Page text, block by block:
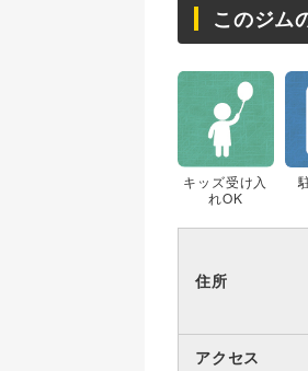
このジム
キッズ受け入
れOK
住所
アクセス